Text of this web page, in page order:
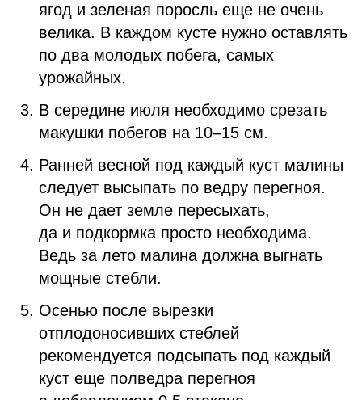
ягод и зеленая поросль еще не очень
велика. В каждом кусте нужно оставлять
по два молодых побега, самых
урожайных.
В середине июля необходимо срезать
макушки побегов на 10–15 см.
Ранней весной под каждый куст малины
следует высыпать по ведру перегноя.
Он не дает земле пересыхать,
да и подкормка просто необходима.
Ведь за лето малина должна выгнать
мощные стебли.
Осенью после вырезки
отплодоносивших стеблей
рекомендуется подсыпать под каждый
куст еще полведра перегноя